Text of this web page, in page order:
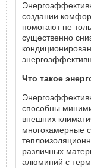
создании
помогают не
существенно
Что такое
способны
внешних
многокамерные
различных
алюминий с